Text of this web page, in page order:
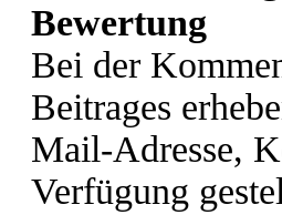
Bewertung
Bei der
Beitrages
Mail-Adresse,
Verfügung